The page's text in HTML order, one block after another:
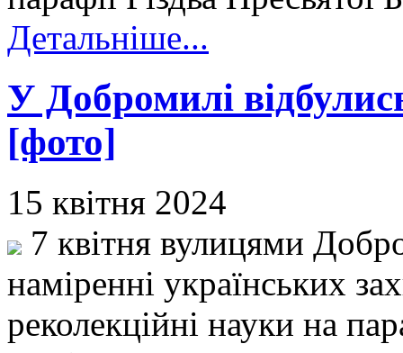
Детальніше...
У Добромилі
[фото]
15 квітня 2024
7 квітня вулицями
наміренні українських
реколекційні науки на